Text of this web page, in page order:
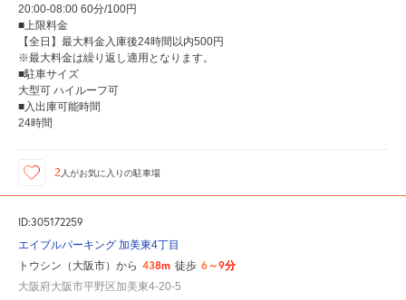
20:00-08:00 60分/100円
■上限料金
【全日】最大料金入庫後24時間以内500円
※最大料金は繰り返し適用となります。
■駐車サイズ
大型可 ハイルーフ可
■入出庫可能時間
24時間
2 人がお気に入りの駐車場
ID:305172259
エイブルパーキング 加美東4丁目
トウシン（大阪市）から 438m 徒歩 6～9分
大阪府大阪市平野区加美東4-20-5